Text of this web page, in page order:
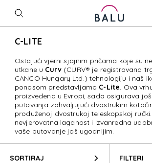
C-LITE
Ostajući vjerni sjajnim pričama koje su
utkane u Curv(CURV® je registrovana
CANCO Hungary Ltd.) tehnologiju i naš
ponosom predstavljamo C-Lite. Ova
proizvedena u Evropi, sada osigurava
putovanja zahvaljujući dvostrukim
produženoj dvostrukoj teleskopskoj
nevjerovatna laganost i izvanredna
vaše putovanje još ugodnijim.
SORTIRAJ FILTERI